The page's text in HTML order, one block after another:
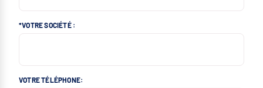
*VOTRE SOCIÉTÉ :
VOTRE TÉLÉPHONE: